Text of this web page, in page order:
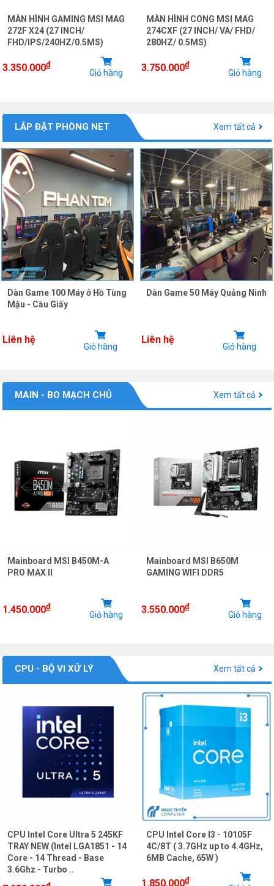
MÀN HÌNH GAMING MSI MAG
272F X24 (27 INCH/
FHD/IPS/240HZ/0.5MS)
3.350.000₫
Giỏ hàng
MÀN HÌNH CONG MSI MAG
274CXF (27 INCH/ VA/ FHD/
280HZ/ 0.5MS)
3.750.000₫
Giỏ hàng
LẮP ĐẶT PHÒNG NET Xem tất cả
Dàn Game 100 Máy ở Hồ Tùng
Mậu - Cầu Giấy
Liên hệ
Giỏ hàng
Dàn Game 50 Máy Quảng Ninh
Liên hệ
Giỏ hàng
MAIN - BO MẠCH CHỦ Xem tất cả
Mainboard MSI B450M-A
PRO MAX II
1.450.000₫
Giỏ hàng
Mainboard MSI B650M
GAMING WIFI DDR5
3.550.000₫
Giỏ hàng
CPU - BỘ VI XỬ LÝ Xem tất cả
CPU Intel Core Ultra 5 245KF
TRAY NEW (Intel LGA1851 - 14
Core - 14 Thread - Base
3.6Ghz - Turbo ..
CPU Intel Core I3 - 10105F
4C/8T ( 3.7GHz up to 4.4GHz,
6MB Cache, 65W )
1.850.000₫